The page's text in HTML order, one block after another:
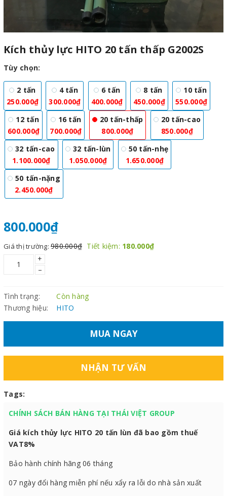
Kích thủy lực HITO 20 tấn thấp G2002S
Tùy chọn:
2 tấn
250.000₫
4 tấn
300.000₫
6 tấn
400.000₫
8 tấn
450.000₫
10 tấn
550.000₫
12 tấn
600.000₫
16 tấn
700.000₫
20 tấn-thấp
800.000₫
20 tấn-cao
850.000₫
32 tấn-cao
1.100.000₫
32 tấn-lùn
1.050.000₫
50 tấn-nhẹ
1.650.000₫
50 tấn-nặng
2.450.000₫
800.000₫
Giá thị trường: 980.000₫ Tiết kiệm: 180.000₫
+
–
Tình trạng:
Còn hàng
Thương hiệu:
HITO
MUA NGAY
NHẬN TƯ VẤN
Tags:
CHÍNH SÁCH BÁN HÀNG TẠI THÁI VIỆT GROUP
Giá kích thủy lực HITO 20 tấn lùn đã bao gồm thuế
VAT8%
Bảo hành chính hãng 06 tháng
07 ngày đổi hàng miễn phí nếu xẩy ra lỗi do nhà sản xuất